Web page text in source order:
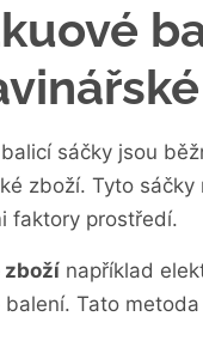
sáčky jsou
zboží. Tyto
faktory prostředí.
zboží například
Tato